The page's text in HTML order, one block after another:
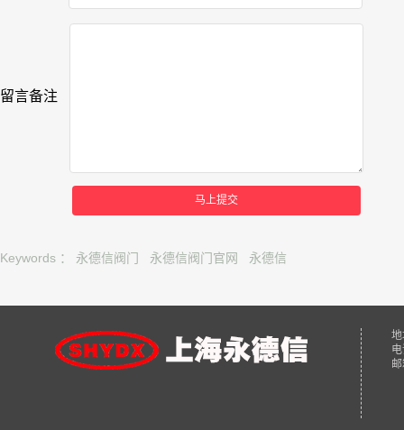
留言备注
马上提交
Keywords ： 永德信阀门 永德信阀门官网 永德信